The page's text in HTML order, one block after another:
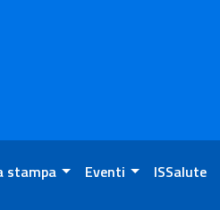
stampa Eventi ISSalute